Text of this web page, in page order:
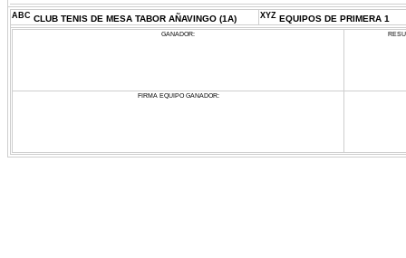
ABC CLUB TENIS DE MESA TABOR AÑAVINGO (1A) XYZ EQUIPOS DE PRIMERA 1
GANADOR:
FIRMA EQUIPO GANADOR: